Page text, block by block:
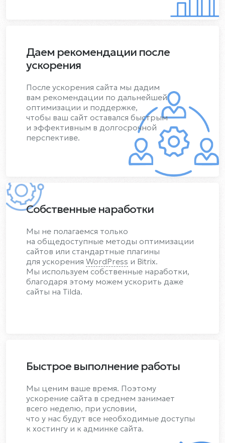
Даем рекомендации после
ускорения
После ускорения сайта мы дадим
вам рекомендации по дальнейшей
оптимизации и поддержке,
чтобы ваш сайт оставался быстрым
и эффективным в долгосрочной
перспективе.
Собственные наработки
Мы не полагаемся только
на общедоступные методы оптимизации
сайтов или стандартные плагины
для ускорения WordPress и Bitrix.
Мы используем собственные наработки,
благодаря этому можем ускорить даже
сайты на Tilda.
Быстрое выполнение работы
Мы ценим ваше время. Поэтому
ускорение сайта в среднем занимает
всего неделю, при условии,
что у нас будут все необходимые доступы
к хостингу и к админке сайта.